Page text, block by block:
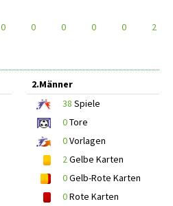
0 0 0 0 0 2
2.Männer
38 Spiele
0Tore
0Vorlagen
2Gelbe Karten
0Gelb-Rote Karten
0Rote Karten